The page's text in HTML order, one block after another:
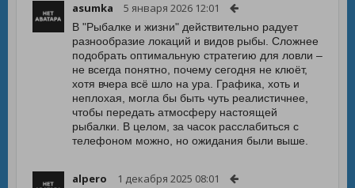
asumka 5 января 2026 12:01
В "Рыбалке и жизни" действительно радует
разнообразие локаций и видов рыбы. Сложнее
подобрать оптимальную стратегию для ловли –
не всегда понятно, почему сегодня не клюёт,
хотя вчера всё шло на ура. Графика, хоть и
неплохая, могла бы быть чуть реалистичнее,
чтобы передать атмосферу настоящей
рыбалки. В целом, за часок расслабиться с
телефоном можно, но ожидания были выше.
alpero 1 декабря 2025 08:01